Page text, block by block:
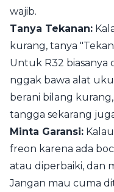
wajib.
Tanya Tekanan:
kurang, tanya
Untuk R32 biasanya
nggak bawa alat
berani bilang
tangga sekarang
Minta Garansi:
freon karena ada
atau diperbaiki, dan
Jangan mau cuma